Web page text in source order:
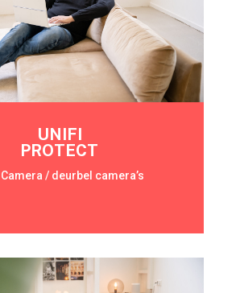
UNIFI
PROTECT
/ deurbel camera’s